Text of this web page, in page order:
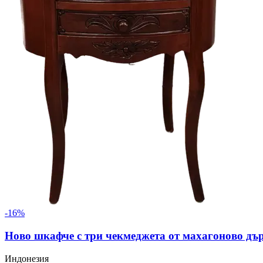
-16%
Ново шкафче с три чекмеджета от махагоново
Индонезия